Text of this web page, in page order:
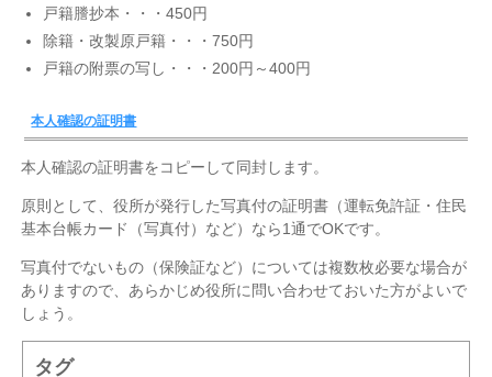
戸籍謄抄本・・・450円
除籍・改製原戸籍・・・750円
戸籍の附票の写し・・・200円～400円
本人確認の証明書
本人確認の証明書をコピーして同封します。
原則として、役所が発行した写真付の証明書（運転免許証・住民
基本台帳カード（写真付）など）なら1通でOKです。
写真付でないもの（保険証など）については複数枚必要な場合が
ありますので、あらかじめ役所に問い合わせておいた方がよいで
しょう。
タグ